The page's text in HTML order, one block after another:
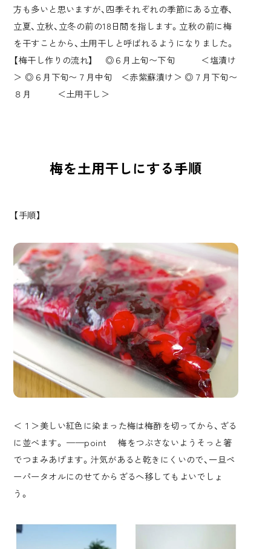
方も多いと思いますが、四季それぞれの季節にある立春、
立夏、立秋、立冬の前の18日間を指します。立秋の前に梅
を干すことから、土用干しと呼ばれるようになりました。
【梅干し作りの流れ】 ◎６月上旬〜下旬 ＜塩漬け
＞ ◎６月下旬〜７月中旬 ＜赤紫蘇漬け＞ ◎７月下旬〜
８月 ＜土用干し＞
梅を土用干しにする手順
【手順】
＜１＞美しい紅色に染まった梅は梅酢を切ってから、ざる
に並べます。 ——point 梅をつぶさないようそっと箸
でつまみあげます。汁気があると乾きにくいので、一旦ペ
ーパータオルにのせてからざるへ移してもよいでしょ
う。